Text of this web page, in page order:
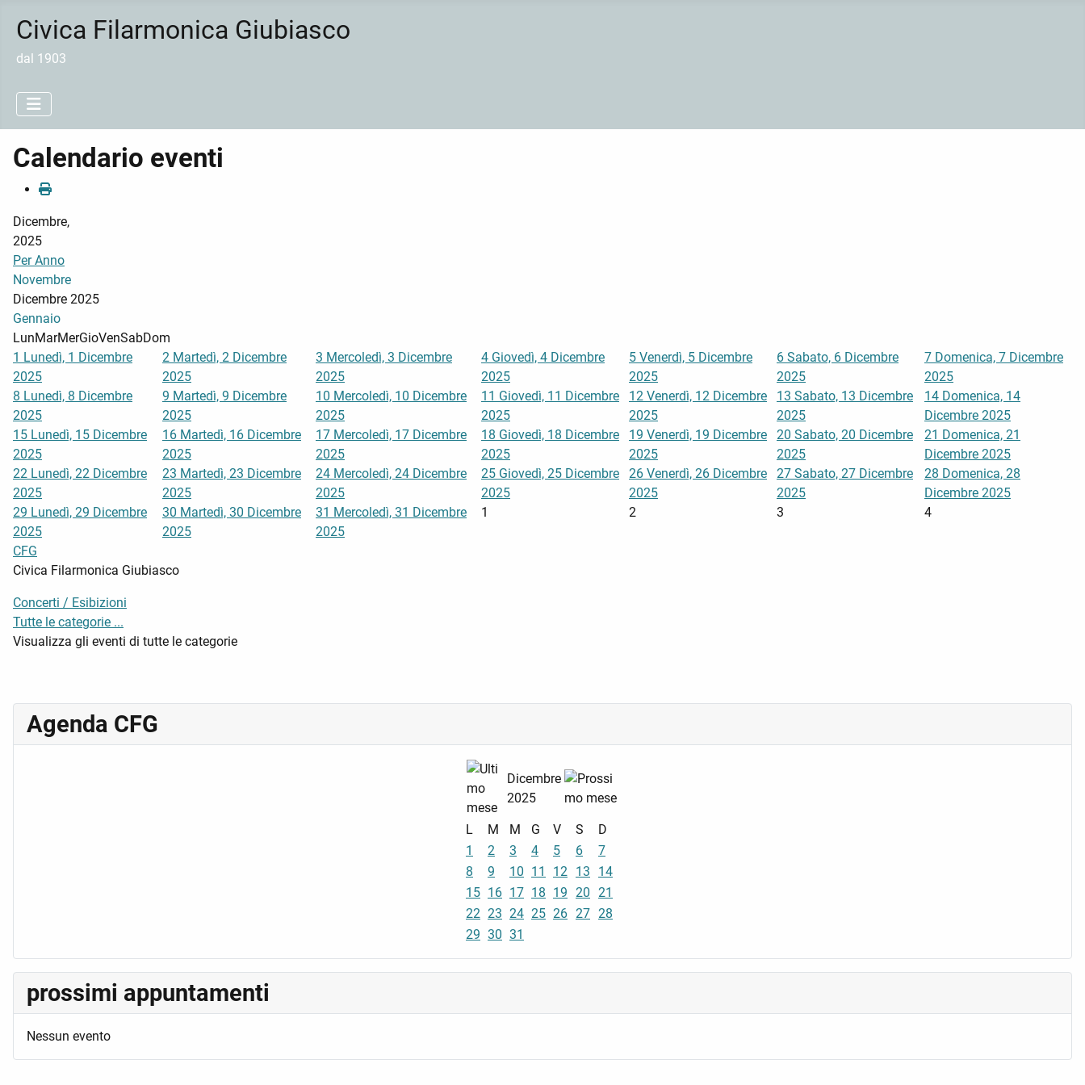
Civica Filarmonica Giubiasco
dal 1903
Calendario eventi
Dicembre,
2025
Per Anno
Novembre
Dicembre 2025
Gennaio
LunMarMerGioVenSabDom
1 Lunedì, 1 Dicembre
2025
2 Martedì, 2 Dicembre
2025
3 Mercoledì, 3 Dicembre
2025
4 Giovedì, 4 Dicembre
2025
5 Venerdì, 5 Dicembre
2025
6 Sabato, 6 Dicembre
2025
7 Domenica, 7 Dicembre
2025
8 Lunedì, 8 Dicembre
2025
9 Martedì, 9 Dicembre
2025
10 Mercoledì, 10 Dicembre
2025
11 Giovedì, 11 Dicembre
2025
12 Venerdì, 12 Dicembre
2025
13 Sabato, 13 Dicembre
2025
14 Domenica, 14
Dicembre 2025
15 Lunedì, 15 Dicembre
2025
16 Martedì, 16 Dicembre
2025
17 Mercoledì, 17 Dicembre
2025
18 Giovedì, 18 Dicembre
2025
19 Venerdì, 19 Dicembre
2025
20 Sabato, 20 Dicembre
2025
21 Domenica, 21
Dicembre 2025
22 Lunedì, 22 Dicembre
2025
23 Martedì, 23 Dicembre
2025
24 Mercoledì, 24 Dicembre
2025
25 Giovedì, 25 Dicembre
2025
26 Venerdì, 26 Dicembre
2025
27 Sabato, 27 Dicembre
2025
28 Domenica, 28
Dicembre 2025
29 Lunedì, 29 Dicembre
2025
30 Martedì, 30 Dicembre
2025
31 Mercoledì, 31 Dicembre
2025
1 2 3 4
CFG
Civica Filarmonica Giubiasco
Concerti / Esibizioni
Tutte le categorie ...
Visualizza gli eventi di tutte le categorie
Agenda CFG
Dicembre
2025
L M M G V S
D
1
2 3 4 5 6
7
8
9 10 11 12 13
14
15 16 17 18 19 20 21
22 23 24 25 26 27 28
29 30 31
prossimi appuntamenti
Nessun evento